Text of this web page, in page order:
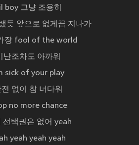
boy 그냥 조용히
듯 앞으로 없게끔 지나가
장 fool of the world
난조차도 아까워
sick of your play
전 없이 참 너다워
no more chance
선택권은 없어 yeah
yeah yeah yeah